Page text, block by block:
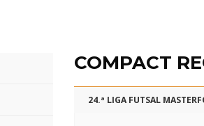
COMPACT
24.ª LIGA FUTSAL